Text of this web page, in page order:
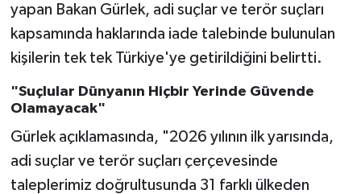
yapan Bakan Gürlek, adi suçlar ve terör suçları
kapsamında haklarında iade talebinde bulunulan
kişilerin tek tek Türkiye'ye getirildiğini belirtti.
"Suçlular Dünyanın Hiçbir Yerinde Güvende
Olamayacak"
Gürlek açıklamasında, "2026 yılının ilk yarısında,
adi suçlar ve terör suçları çerçevesinde
taleplerimiz doğrultusunda 31 farklı ülkeden